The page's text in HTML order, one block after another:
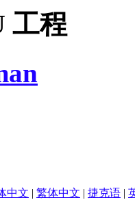
工程
中文 | 繁体中文 | 捷克语 |